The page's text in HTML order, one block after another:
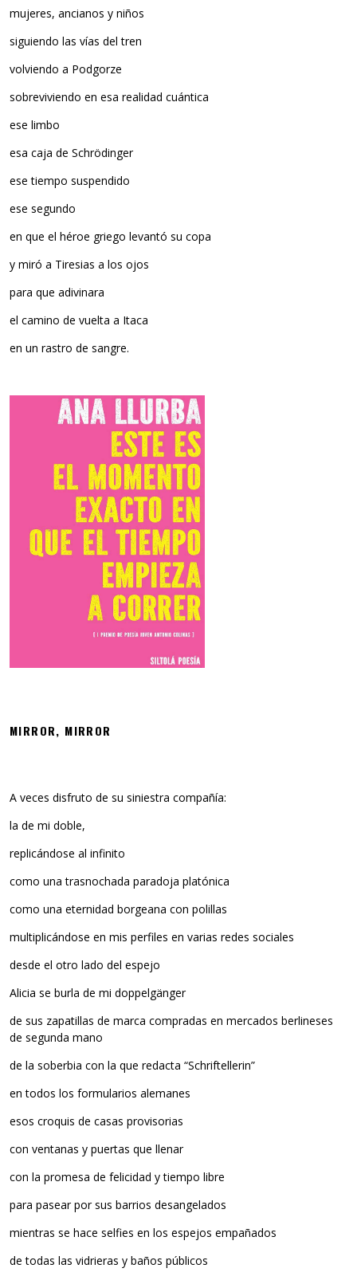
mujeres, ancianos y niños
siguiendo las vías del tren
volviendo a Podgorze
sobreviviendo en esa realidad cuántica
ese limbo
esa caja de Schrödinger
ese tiempo suspendido
ese segundo
en que el héroe griego levantó su copa
y miró a Tiresias a los ojos
para que adivinara
el camino de vuelta a Itaca
en un rastro de sangre.
MIRROR, MIRROR
A veces disfruto de su siniestra compañía:
la de mi doble,
replicándose al infinito
como una trasnochada paradoja platónica
como una eternidad borgeana con polillas
multiplicándose en mis perfiles en varias redes sociales
desde el otro lado del espejo
Alicia se burla de mi doppelgänger
de sus zapatillas de marca compradas en mercados berlineses
de segunda mano
de la soberbia con la que redacta “Schriftellerin”
en todos los formularios alemanes
esos croquis de casas provisorias
con ventanas y puertas que llenar
con la promesa de felicidad y tiempo libre
para pasear por sus barrios desangelados
mientras se hace selfies en los espejos empañados
de todas las vidrieras y baños públicos